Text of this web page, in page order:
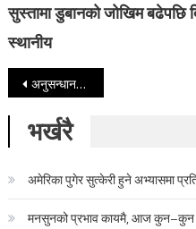
सुस्तामा डुबानको जोखिम बढेपछि
स्थानीय
Post navigation
अनुसन्धानको खुलासा, रातमा रुनाले घट्छ मोटोपन !
भर्खरै
अमेरिका पुगेर सुत्केरी हुने अभ्यासमा
मनसुनको प्रभाव कायमै, आज कुन–कुन